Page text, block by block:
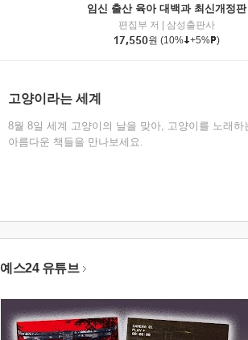
임신 출산 육아 대백과 최신개정판
편집부 저
삼성출판사
17,550원 (10% +5% )
고양이라는 세계
8월 8일 세계 고양이의 날을 맞아, 고양이를 노래하
아름다운 책들을 만나보세요.
예스24 유튜브